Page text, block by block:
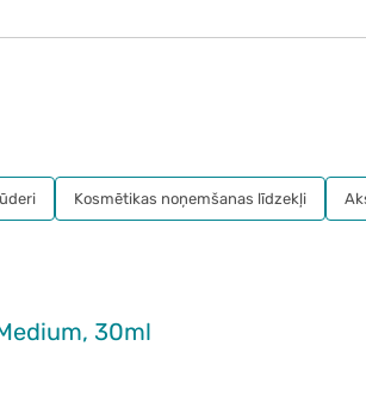
30ml
Kosmētikas noņemšanas līdzekļi